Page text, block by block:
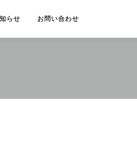
らせ お問い合わせ